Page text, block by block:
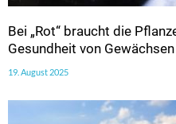
Bei „Rot“ braucht die
Gesundheit von
19. August 2025